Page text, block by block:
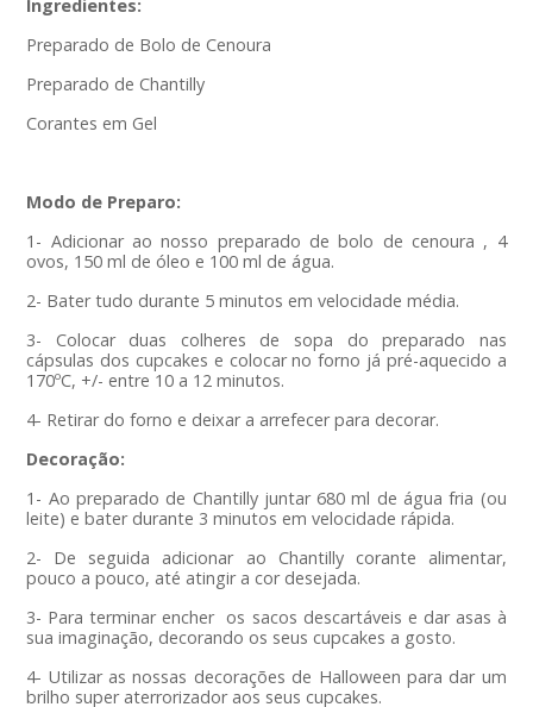
Ingredientes:
Preparado de Bolo de Cenoura
Preparado de Chantilly
Corantes em Gel
Modo de Preparo:
1- Adicionar ao nosso preparado de bolo de cenoura , 4
ovos, 150 ml de óleo e 100 ml de água.
2- Bater tudo durante 5 minutos em velocidade média.
3- Colocar duas colheres de sopa do preparado nas
cápsulas dos cupcakes e colocar no forno já pré-aquecido a
170ºC, +/- entre 10 a 12 minutos.
4- Retirar do forno e deixar a arrefecer para decorar.
Decoração:
1- Ao preparado de Chantilly juntar 680 ml de água fria (ou
leite) e bater durante 3 minutos em velocidade rápida.
2- De seguida adicionar ao Chantilly corante alimentar,
pouco a pouco, até atingir a cor desejada.
3- Para terminar encher os sacos descartáveis e dar asas à
sua imaginação, decorando os seus cupcakes a gosto.
4- Utilizar as nossas decorações de Halloween para dar um
brilho super aterrorizador aos seus cupcakes.